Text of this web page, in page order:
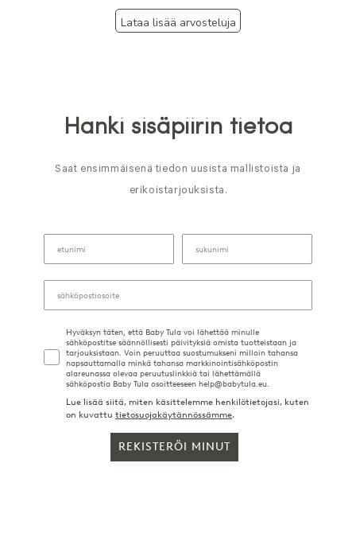
Lataa lisää arvosteluja
Hanki sisäpiirin tietoa
Saat ensimmäisenä tiedon uusista mallistoista ja
erikoistarjouksista.
Hyväksyn täten, että Baby Tula voi lähettää minulle
sähköpostitse säännöllisesti päivityksiä omista tuotteistaan ja
tarjouksistaan. Voin peruuttaa suostumukseni milloin tahansa
napsauttamalla minkä tahansa markkinointisähköpostin
alareunassa olevaa peruutuslinkkiä tai lähettämällä
sähköpostia Baby Tula osoitteeseen help@babytula.eu.
Lue lisää siitä, miten käsittelemme henkilötietojasi, kuten
on kuvattu tietosuojakäytännössämme.
REKISTERÖI MINUT